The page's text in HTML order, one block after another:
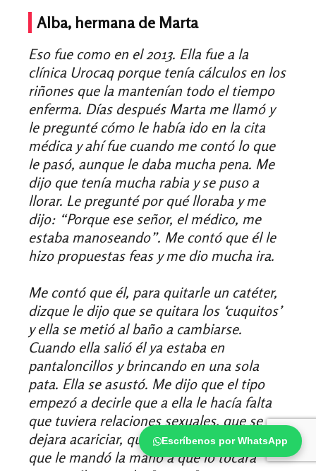
Escríbenos por WhatsApp
Alba, hermana de Marta
Eso fue como en el 2013. Ella fue a la
clínica Urocaq porque tenía cálculos en los
riñones que la mantenían todo el tiempo
enferma. Días después Marta me llamó y
le pregunté cómo le había ido en la cita
médica y ahí fue cuando me contó lo que
le pasó, aunque le daba mucha pena. Me
dijo que tenía mucha rabia y se puso a
llorar. Le pregunté por qué lloraba y me
dijo: “Porque ese señor, el médico, me
estaba manoseando”. Me contó que él le
hizo propuestas feas y me dio mucha ira.
Me contó que él, para quitarle un catéter,
dizque le dijo que se quitara los ‘cuquitos’
y ella se metió al baño a cambiarse.
Cuando ella salió él ya estaba en
pantaloncillos y brincando en una sola
pata. Ella se asustó. Me dijo que el tipo
empezó a decirle que a ella le hacía falta
que tuviera relaciones sexuales, que se
dejara acariciar, que se dejara penetrar y
que le mandó la mano a que lo tocara